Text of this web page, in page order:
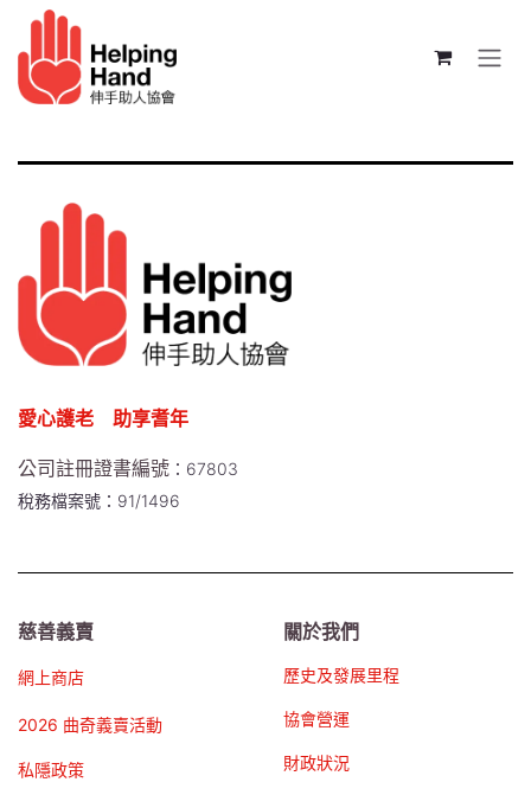
跳至內容
愛心護老 助享耆年
公司註冊證書編號 ：67803
稅務檔案號：91/1496
慈善義賣
網上商店
2026 曲奇義賣活動
私隱政策
關於我們
歷史及發展里程
協會營運
財政狀況